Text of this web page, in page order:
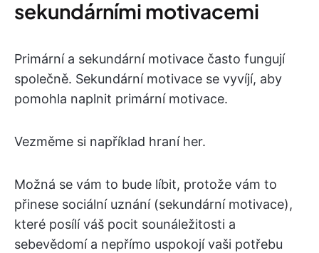
sekundárními motivacemi
Primární a sekundární motivace často fungují
společně. Sekundární motivace se vyvíjí, aby
pomohla naplnit primární motivace.
Vezměme si například hraní her.
Možná se vám to bude líbit, protože vám to
přinese sociální uznání (sekundární motivace),
které posílí váš pocit sounáležitosti a
sebevědomí a nepřímo uspokojí vaši potřebu